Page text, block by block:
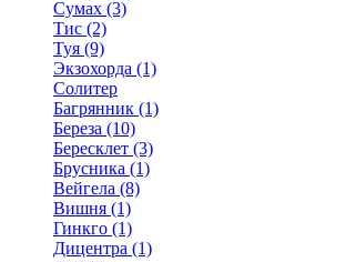
Сумах (3)
Тис (2)
Туя (9)
Экзохорда (1)
Солитер
Багрянник (1)
Береза (10)
Бересклет (3)
Брусника (1)
Вейгела (8)
Вишня (1)
Гинкго (1)
Дицентра (1)